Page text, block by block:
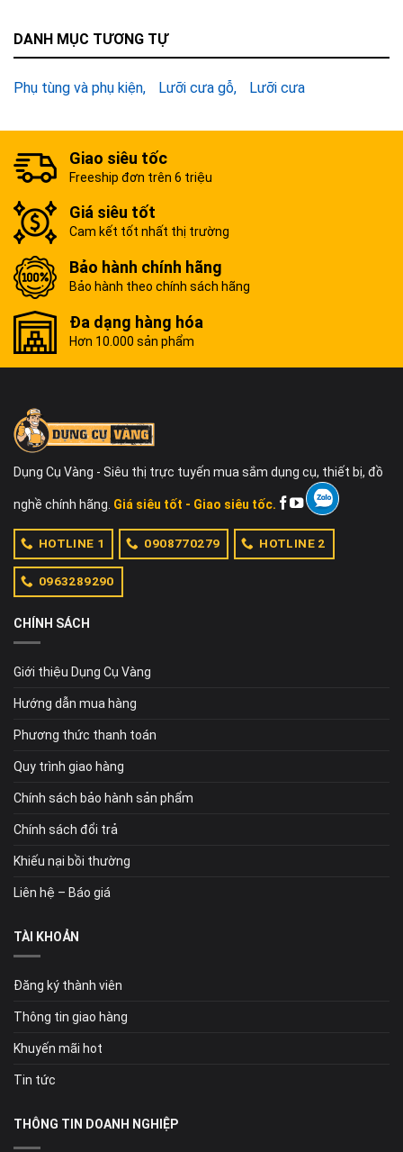
DANH MỤC TƯƠNG TỰ
Phụ tùng và phụ kiện Lưỡi cưa gỗ Lưỡi cưa
Giao siêu tốc
Freeship đơn trên 6 triệu
Giá siêu tốt
Cam kết tốt nhất thị trường
Bảo hành chính hãng
Bảo hành theo chính sách hãng
Đa dạng hàng hóa
Hơn 10.000 sản phẩm
Dụng Cụ Vàng - Siêu thị trực tuyến mua sắm dụng cụ, thiết bị, đồ
nghề chính hãng. Giá siêu tốt - Giao siêu tốc.
HOTLINE 1 0908770279 HOTLINE 2
0963289290
CHÍNH SÁCH
Giới thiệu Dụng Cụ Vàng
Hướng dẫn mua hàng
Phương thức thanh toán
Quy trình giao hàng
Chính sách bảo hành sản phẩm
Chính sách đổi trả
Khiếu nại bồi thường
Liên hệ – Báo giá
TÀI KHOẢN
Đăng ký thành viên
Thông tin giao hàng
Khuyến mãi hot
Tin tức
THÔNG TIN DOANH NGHIỆP